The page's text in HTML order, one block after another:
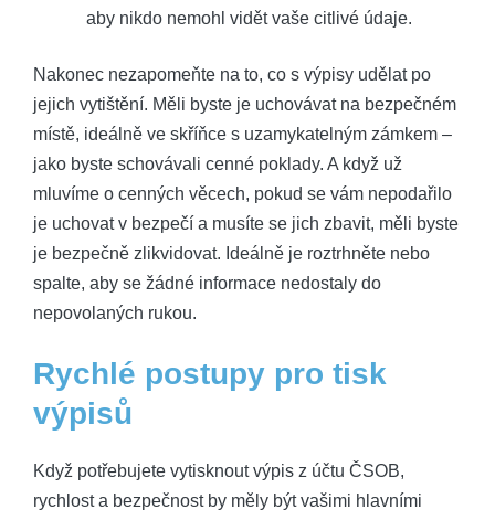
aby nikdo nemohl‍ vidět vaše citlivé‌ údaje.
Nakonec nezapomeňte na to, co s výpisy ⁢udělat po
jejich ⁢vytištění. Měli ‌byste je uchovávat na bezpečném
místě, ideálně ve skříňce ​s uzamykatelným zámkem –
jako byste schovávali ⁢cenné poklady. A když už​
mluvíme o cenných ⁢věcech, pokud se vám ⁤nepodařilo
je uchovat v⁤ bezpečí a ⁤musíte se jich ⁣zbavit, ⁢měli‌ byste
je ⁣bezpečně zlikvidovat. Ideálně je‍ roztrhněte nebo
spalte, aby se žádné informace nedostaly do
nepovolaných rukou.
Rychlé postupy pro​ tisk
výpisů
Když potřebujete ​vytisknout ‌výpis z účtu ⁤ČSOB,
rychlost a bezpečnost ​by měly ‍být vašimi​ hlavními